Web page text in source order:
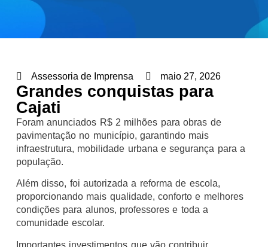
Assessoria de Imprensa maio 27, 2026
Grandes conquistas para
Cajati
Foram anunciados R$ 2 milhões para obras de
pavimentação no município, garantindo mais
infraestrutura, mobilidade urbana e segurança para a
população.
Além disso, foi autorizada a reforma de escola,
proporcionando mais qualidade, conforto e melhores
condições para alunos, professores e toda a
comunidade escolar.
Importantes investimentos que vão contribuir